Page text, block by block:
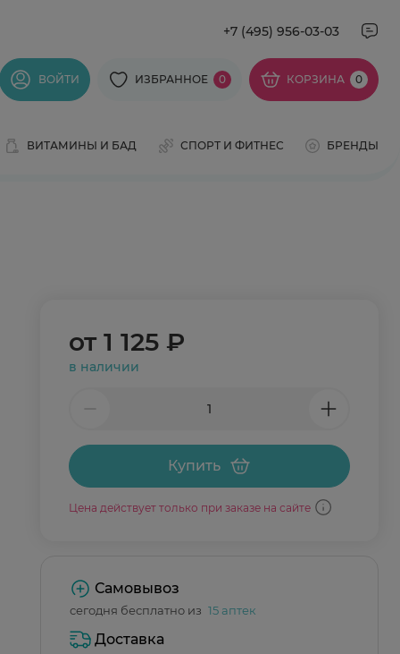
+7 (495) 956-03-03
ВОЙТИ ИЗБРАННОЕ 0 КОРЗИНА 0
ВИТАМИНЫ И БАД СПОРТ И ФИТНЕС БРЕНДЫ
от 1 125 ₽
в наличии
Купить
Цена действует только при заказе на сайте
Самовывоз
сегодня бесплатно из 15 аптек
Доставка